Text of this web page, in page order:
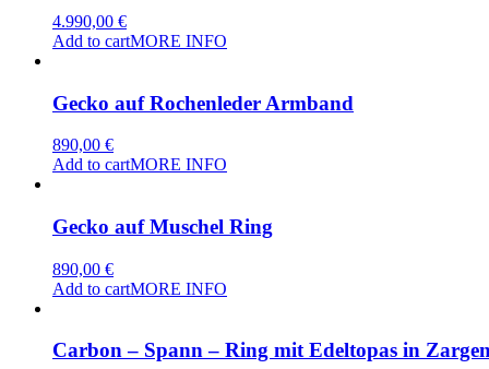
4.990,00 €
Add to cartMORE INFO
Gecko auf Rochenleder Armband
890,00 €
Add to cartMORE INFO
Gecko auf Muschel Ring
890,00 €
Add to cartMORE INFO
Carbon – Spann – Ring mit Edeltopas in